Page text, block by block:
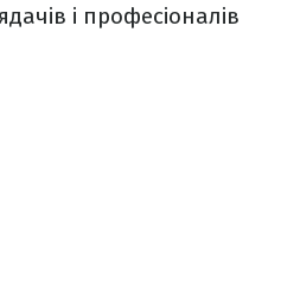
і професіоналів